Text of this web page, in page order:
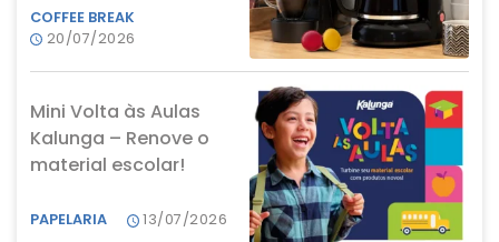
COFFEE BREAK
20/07/2026
Mini Volta às Aulas
Kalunga – Renove o
material escolar!
PAPELARIA 13/07/2026